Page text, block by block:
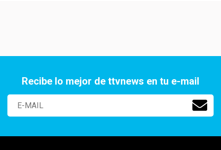
Recibe lo mejor de ttvnews en tu e-mail